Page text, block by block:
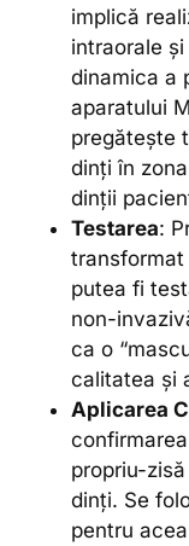
implică
intraorale
dinamica a
aparatului
pregătește
dinți în
dinții
Testarea:
putea fi
non-
ca o
calitatea și
Aplicarea
propriu-
dinți. Se
pentru